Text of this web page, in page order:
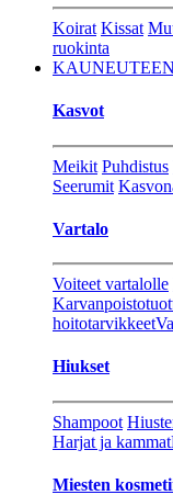
Koirat Kissat
ruokinta
KAUNEUTEEN
Kasvot
Meikit Puhdistus
Seerumit
Vartalo
Voiteet vartalolle
hoitotarvikkeet
Hiukset
Shampoot
Harjat ja kammat
Miesten